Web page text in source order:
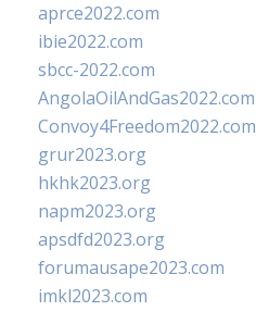
aprce2022.com
ibie2022.com
sbcc-2022.com
AngolaOilAndGas2022.com
Convoy4Freedom2022.com
grur2023.org
hkhk2023.org
napm2023.org
apsdfd2023.org
forumausape2023.com
imkl2023.com